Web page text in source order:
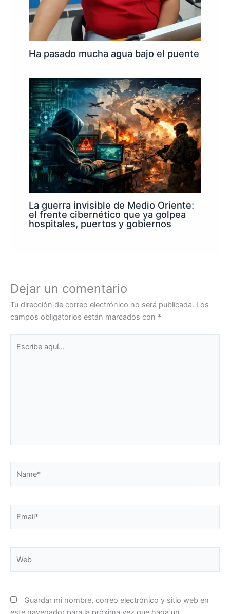
Ha pasado mucha agua bajo el puente
La guerra invisible de Medio Oriente:
el frente cibernético que ya golpea
hospitales, puertos y gobiernos
Dejar un comentario
Tu dirección de correo electrónico no será publicada. Los
campos obligatorios están marcados con *
aquí...
Guardar mi nombre, correo electrónico y sitio web en